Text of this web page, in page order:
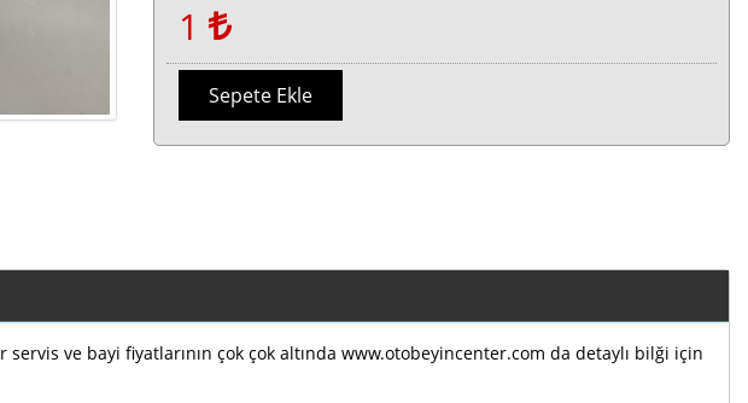
1
Sepete Ekle
ve bayi fiyatlarının çok çok altında www.otobeyincenter.com da detaylı bilği için